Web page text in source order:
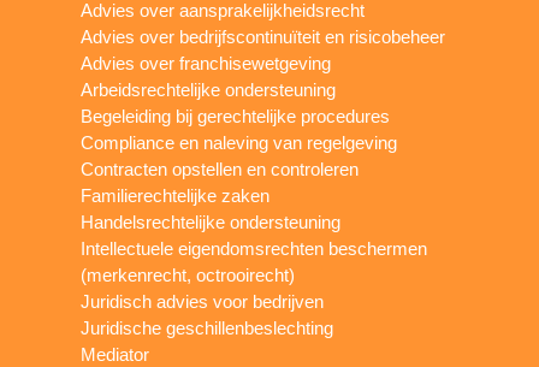
Advies over aansprakelijkheidsrecht
Advies over bedrijfscontinuïteit en risicobeheer
Advies over franchisewetgeving
Arbeidsrechtelijke ondersteuning
Begeleiding bij gerechtelijke procedures
Compliance en naleving van regelgeving
Contracten opstellen en controleren
Familierechtelijke zaken
Handelsrechtelijke ondersteuning
Intellectuele eigendomsrechten beschermen
(merkenrecht, octrooirecht)
Juridisch advies voor bedrijven
Juridische geschillenbeslechting
Mediator